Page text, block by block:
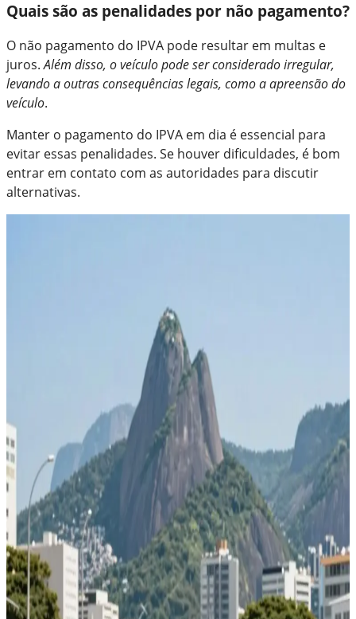
Quais são as penalidades por não pagamento?
O não pagamento do IPVA pode resultar em multas e
juros.Além disso, o veículo pode ser considerado irregular,
levando a outras consequências legais, como a apreensão do
veículo.
Manter o pagamento do IPVA em dia é essencial para
evitar essas penalidades. Se houver dificuldades, é bom
entrar em contato com as autoridades para discutir
alternativas.